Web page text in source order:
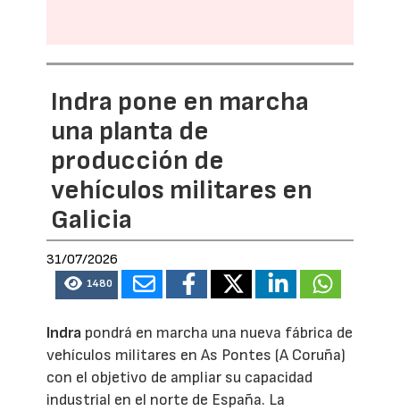
Indra pone en marcha
una planta de
producción de
vehículos militares en
Galicia
31/07/2026
1480
Indra pondrá en marcha una nueva fábrica de
vehículos militares en As Pontes (A Coruña)
con el objetivo de ampliar su capacidad
industrial en el norte de España. La